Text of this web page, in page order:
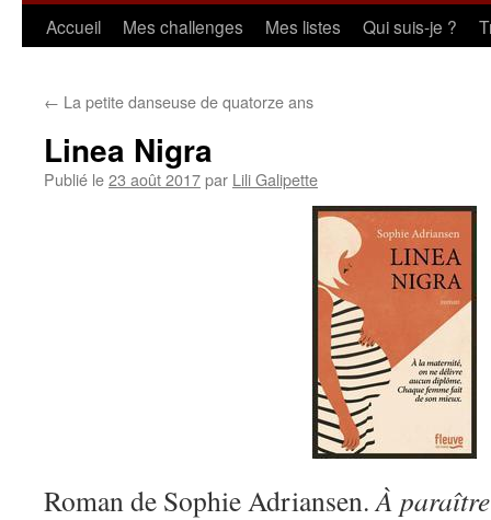
Aller
contenu
Accueil Mes challenges Mes listes Qui suis-je ?
← La petite danseuse de quatorze ans
Linea Nigra
Publié le23 août 2017par Lili Galipette
Roman de Sophie Adriansen.À